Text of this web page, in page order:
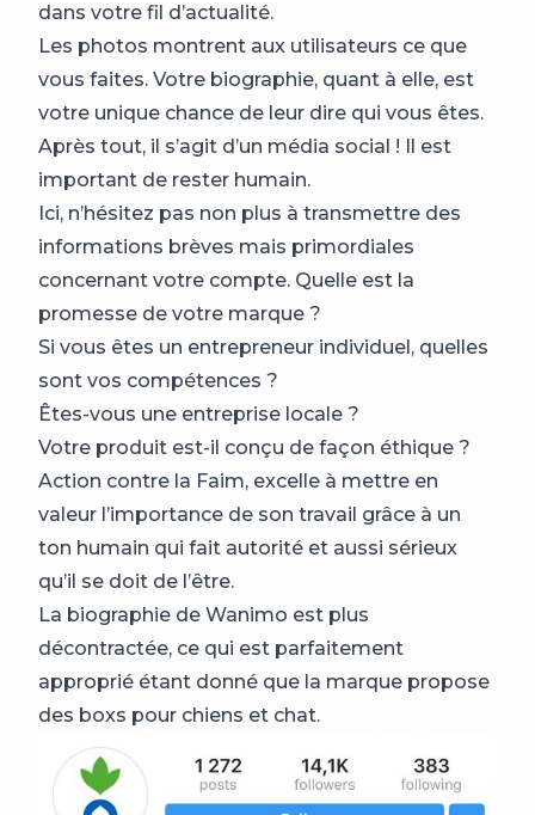
dans votre fil d’actualité.
Les photos montrent aux utilisateurs ce que
vous faites. Votre biographie, quant à elle, est
votre unique chance de leur dire qui vous êtes.
Après tout, il s’agit d’un média social ! Il est
important de rester humain.
Ici, n’hésitez pas non plus à transmettre des
informations brèves mais primordiales
concernant votre compte. Quelle est la
promesse de votre marque ?
Si vous êtes un entrepreneur individuel, quelles
sont vos compétences ?
Êtes-vous une entreprise locale ?
Votre produit est-il conçu de façon éthique ?
Action contre la Faim, excelle à mettre en
valeur l’importance de son travail grâce à un
ton humain qui fait autorité et aussi sérieux
qu’il se doit de l’être.
La biographie de Wanimo est plus
décontractée, ce qui est parfaitement
approprié étant donné que la marque propose
des boxs pour chiens et chat.